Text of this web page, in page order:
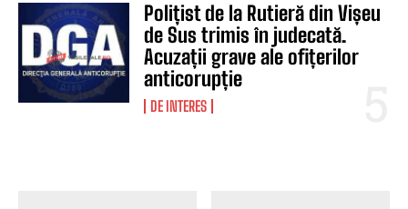
Polițist de la Rutieră din Vișeu
de Sus trimis în judecată.
Acuzații grave ale ofițerilor
anticorupție
DE INTERES